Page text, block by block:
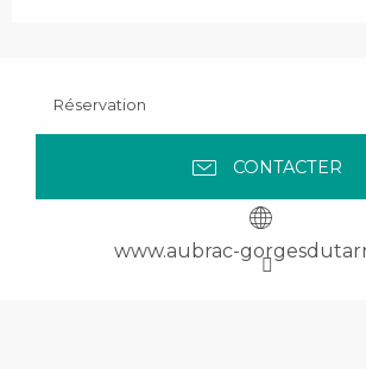
Réservation
CONTACTER
www.aubrac-